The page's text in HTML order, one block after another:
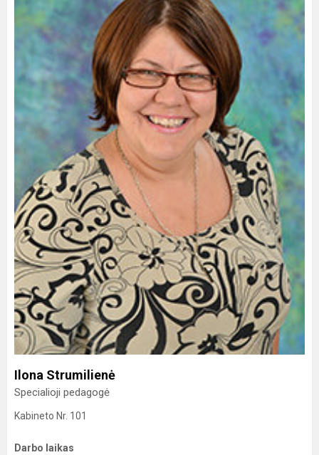
Ilona Strumilienė
Specialioji pedagogė
Kabineto Nr. 101
Darbo laikas